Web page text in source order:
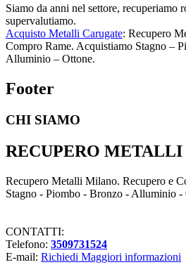
Siamo da anni nel settore, recuperiamo
supervalutiamo.
Acquisto Metalli Carugate: Recupero
Compro Rame. Acquistiamo Stagno –
Alluminio – Ottone.
Footer
CHI SIAMO
RECUPERO
Recupero Metalli Milano. Recupero e
Stagno - Piombo - Bronzo - Alluminio -
CONTATTI:
Telefono: 3509731524
E-mail: Richiedi Maggiori informazioni